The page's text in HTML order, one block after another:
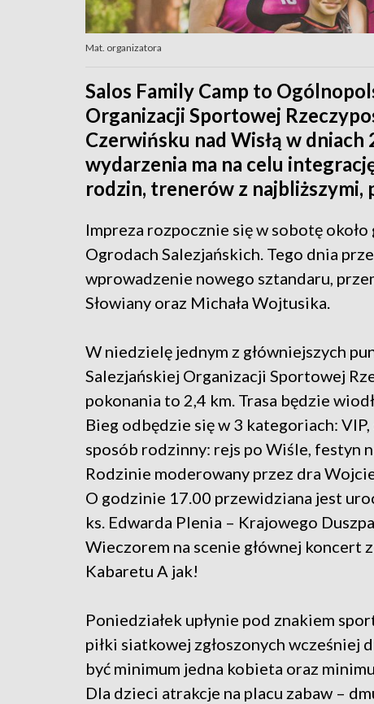
Mat. organizatora
Salos Family Camp to
Organizacji Sportowej
Czerwińsku nad Wisłą w dniach
wydarzenia ma na celu
rodzin, trenerów z
Impreza rozpocznie się w sobotę
Ogrodach Salezjańskich. Tego dnia
wprowadzenie nowego sztandaru,
Słowiany oraz Michała Wojtusika.
W niedzielę jednym z główniejszych
Salezjańskiej Organizacji Sportowej
pokonania to 2,4 km. Trasa będzie
Bieg odbędzie się w 3 kategoriach:
sposób rodzinny: rejs po Wiśle, festyn
Rodzinie moderowany przez dra
O godzinie 17.00 przewidziana jest
ks. Edwarda Plenia – Krajowego
Wieczorem na scenie głównej koncert
Kabaretu A jak!
Poniedziałek upłynie pod znakiem
piłki siatkowej zgłoszonych wcześniej
być minimum jedna kobieta oraz
Dla dzieci atrakcje na placu zabaw –